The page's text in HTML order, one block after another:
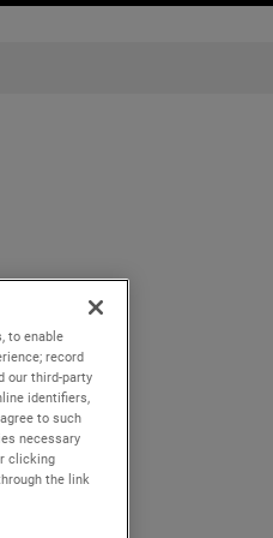
on
as of
term
cash
to enable
record
our third-party
identifiers,
to such
necessary
clicking
the link